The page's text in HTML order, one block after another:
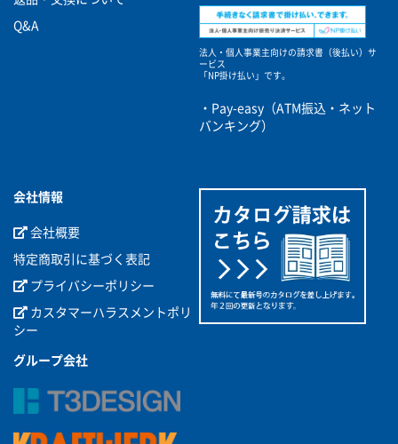
Q&A
法人・個人事業主向けの請求書（後払い）サ
ービス
「NP掛け払い」です。
・Pay-easy（ATM振込・ネット
バンキング）
会社情報
会社概要
特定商取引に基づく表記
プライバシーポリシー
カスタマーハラスメントポリ
シー
グループ会社